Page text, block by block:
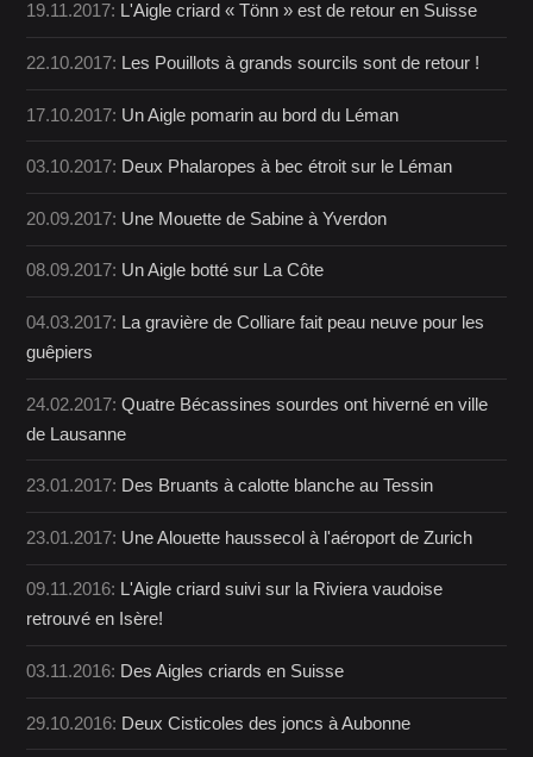
19.11.2017: L'Aigle criard « Tönn » est de retour en Suisse
22.10.2017: Les Pouillots à grands sourcils sont de retour !
17.10.2017: Un Aigle pomarin au bord du Léman
03.10.2017: Deux Phalaropes à bec étroit sur le Léman
20.09.2017: Une Mouette de Sabine à Yverdon
08.09.2017: Un Aigle botté sur La Côte
04.03.2017: La gravière de Colliare fait peau neuve pour les
guêpiers
24.02.2017:Quatre Bécassines sourdes ont hiverné en ville
de Lausanne
23.01.2017: Des Bruants à calotte blanche au Tessin
23.01.2017: Une Alouette haussecol à l'aéroport de Zurich
09.11.2016: L'Aigle criard suivi sur la Riviera vaudoise
retrouvé en Isère!
03.11.2016: Des Aigles criards en Suisse
29.10.2016: Deux Cisticoles des joncs à Aubonne